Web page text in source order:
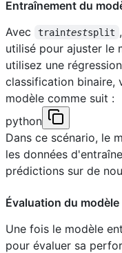
Entraînement du
Avec
traintestsplit
utilisé pour ajuster le
utilisez une
classification binaire,
modèle comme suit :
python
Dans ce scénario, le
les données
prédictions sur de
Évaluation du modèle
Une fois le modèle
pour évaluer sa